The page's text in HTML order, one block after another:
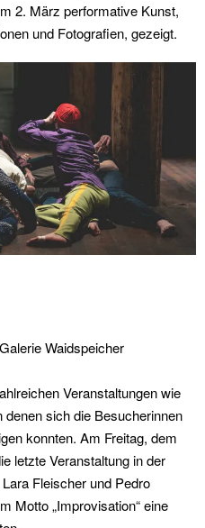
2. März performative Kunst,
und Fotografien, gezeigt.
Waidspeicher
Veranstaltungen wie
sich die Besucherinnen
konnten. Am Freitag, dem
letzte Veranstaltung in der
Fleischer und Pedro
Motto „Improvisation“ eine